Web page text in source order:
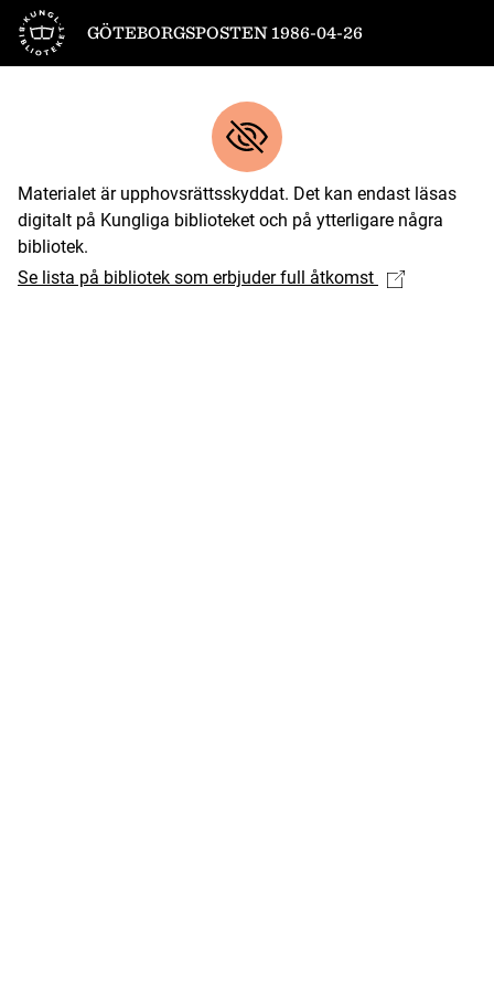
Till startsidan
GÖTEBORGSPOSTEN 1986-04-26
Materialet är upphovsrättsskyddat. Det kan endast läsas
digitalt på Kungliga biblioteket och på ytterligare några
bibliotek.
Se lista på bibliotek som erbjuder full åtkomst